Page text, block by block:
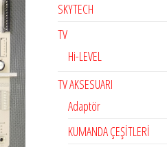
SKYTECH
TV
Hi-LEVEL
TV AKSESUARI
Adaptör
KUMANDA ÇEŞİTLERİ